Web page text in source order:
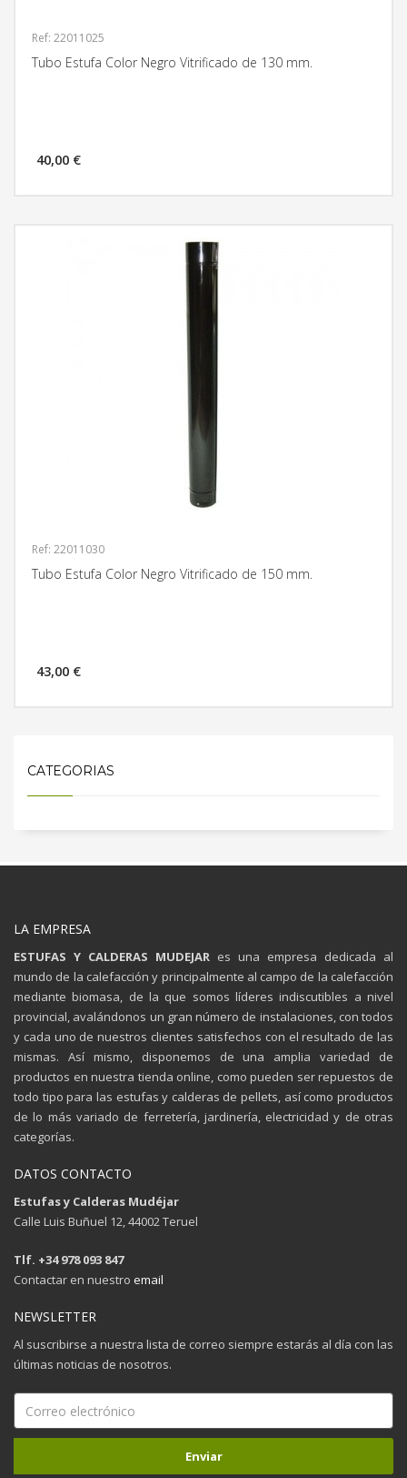
Ref: 22011025
Tubo Estufa Color Negro Vitrificado de 130 mm.
40,00 €
Ref: 22011030
Tubo Estufa Color Negro Vitrificado de 150 mm.
43,00 €
CATEGORIAS
LA EMPRESA
ESTUFAS Y CALDERAS MUDEJAR es una empresa dedicada al
mundo de la calefacción y principalmente al campo de la calefacción
mediante biomasa, de la que somos líderes indiscutibles a nivel
provincial, avalándonos un gran número de instalaciones, con todos
y cada uno de nuestros clientes satisfechos con el resultado de las
mismas. Así mismo, disponemos de una amplia variedad de
productos en nuestra tienda online, como pueden ser repuestos de
todo tipo para las estufas y calderas de pellets, así como productos
de lo más variado de ferretería, jardinería, electricidad y de otras
categorías.
DATOS CONTACTO
Estufas y Calderas Mudéjar
Calle Luis Buñuel 12, 44002 Teruel
Tlf. +34 978 093 847
Contactar en nuestro email
NEWSLETTER
Al suscribirse a nuestra lista de correo siempre estarás al día con las
últimas noticias de nosotros.